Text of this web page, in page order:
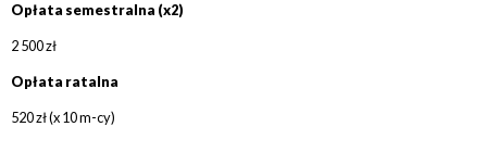
Opłata semestralna (x2)
2 500 zł
Opłata ratalna
520 zł (x 10 m-cy)